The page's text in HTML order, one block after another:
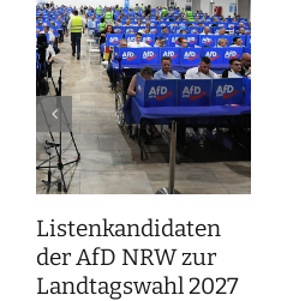
Listenkandidaten
der AfD NRW zur
Landtagswahl 2027